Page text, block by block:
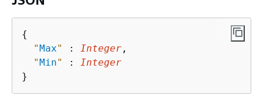
{
"Max" : Integer ,
"Min" :
Integer